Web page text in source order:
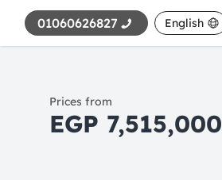
English
01060626827
Prices from
7,515,000 EGP